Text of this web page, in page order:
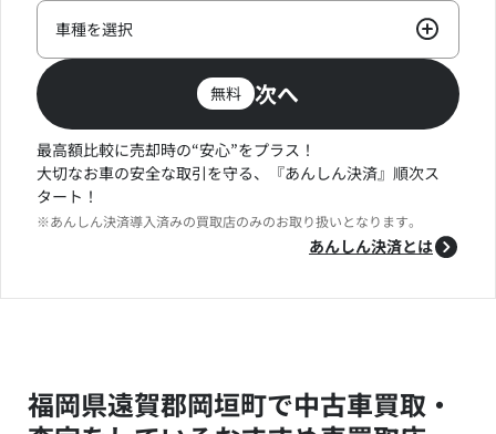
車種を選択
無料 次へ
最高額比較に売却時の“安心”をプラス！
大切なお車の安全な取引を守る、『あんしん決済』順次ス
タート！
※あんしん決済導入済みの買取店のみのお取り扱いとなります。
あんしん決済とは
福岡県遠賀郡岡垣町で中古車買取・